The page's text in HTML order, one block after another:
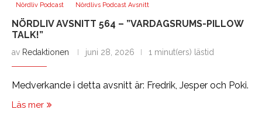
Nördliv Podcast Nördlivs Podcast Avsnitt
NÖRDLIV AVSNITT 564 – ”VARDAGSRUMS-PILLOW
TALK!”
av Redaktionen juni 28, 2026 1 minut(ers) lästid
Medverkande i detta avsnitt är: Fredrik, Jesper och Poki.
Läs mer